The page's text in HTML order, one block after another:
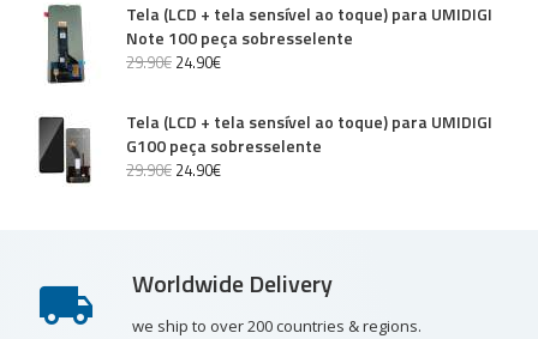
Tela (LCD + tela sensível ao toque) para UMIDIGI
Note 100 peça sobresselente
29.90€ 24.90€
Tela (LCD + tela sensível ao toque) para UMIDIGI
G100 peça sobresselente
29.90€ 24.90€
Worldwide Delivery
we ship to over 200 countries & regions.